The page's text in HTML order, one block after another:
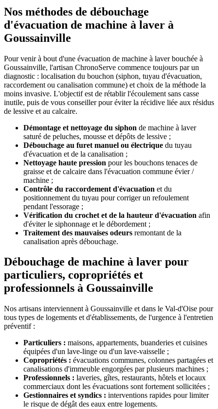
Nos méthodes de débouchage
d'évacuation de machine à laver à
Goussainville
Pour venir à bout d'une évacuation de machine à laver bouchée à
Goussainville, l'artisan ChronoServe commence toujours par un
diagnostic : localisation du bouchon (siphon, tuyau d'évacuation,
raccordement ou canalisation commune) et choix de la méthode la
moins invasive. L'objectif est de rétablir l'écoulement sans casse
inutile, puis de vous conseiller pour éviter la récidive liée aux résidus
de lessive et au calcaire.
Démontage et nettoyage du siphon de machine à laver
saturé de peluches, mousse et dépôts de lessive ;
Débouchage au furet manuel ou électrique du tuyau
d'évacuation et de la canalisation ;
Nettoyage haute pression pour les bouchons tenaces de
graisse et de calcaire dans l'évacuation commune évier /
machine ;
Contrôle du raccordement d'évacuation et du
positionnement du tuyau pour corriger un refoulement
pendant l'essorage ;
Vérification du crochet et de la hauteur d'évacuation afin
d'éviter le siphonnage et le débordement ;
Traitement des mauvaises odeurs remontant de la
canalisation après débouchage.
Débouchage de machine à laver pour
particuliers, copropriétés et
professionnels à Goussainville
Nos artisans interviennent à Goussainville et dans le Val-d'Oise pour
tous types de logements et d'établissements, de l'urgence à l'entretien
préventif :
Particuliers : maisons, appartements, buanderies et cuisines
équipées d'un lave-linge ou d'un lave-vaisselle ;
Copropriétés : évacuations communes, colonnes partagées et
canalisations d'immeuble engorgées par plusieurs machines ;
Professionnels : laveries, gîtes, restaurants, hôtels et locaux
commerciaux dont les évacuations sont fortement sollicitées ;
Gestionnaires et syndics : interventions rapides pour limiter
le risque de dégât des eaux entre logements.